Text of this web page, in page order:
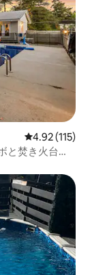
レビュー115
4.92 (115)
と焚き火台付